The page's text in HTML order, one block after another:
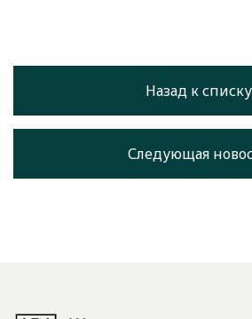
Назад к списку
Следующая